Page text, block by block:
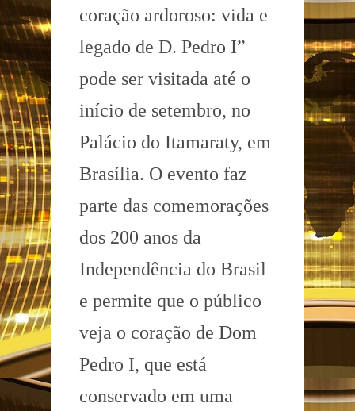
coração ardoroso: vida e
legado de D. Pedro I”
pode ser visitada até o
início de setembro, no
Palácio do Itamaraty, em
Brasília. O evento faz
parte das comemorações
dos 200 anos da
Independência do Brasil
e permite que o público
veja o coração de Dom
Pedro I, que está
conservado em uma